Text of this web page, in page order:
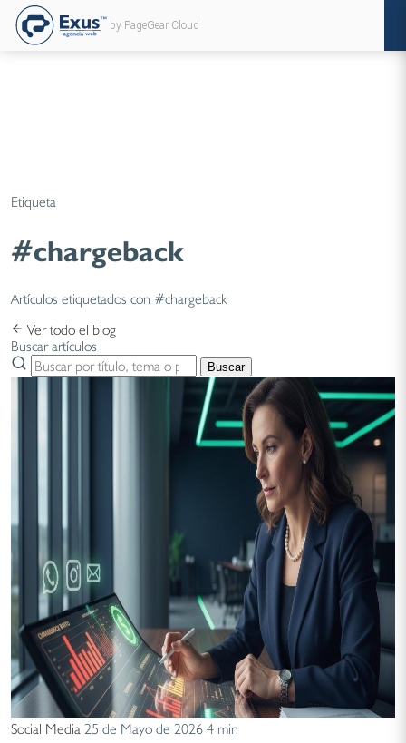
by PageGear Cloud
Etiqueta
#chargeback
Artículos etiquetados con #chargeback
Ver todo el blog
Buscar artículos
Buscar
Social Media 25 de Mayo de 2026 4 min